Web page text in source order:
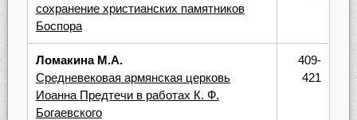
сохранение христианских памятников
Боспора
Ломакина М.А.
Средневековая армянская церковь
Иоанна Предтечи в работах К. Ф.
Богаевского
409-
421